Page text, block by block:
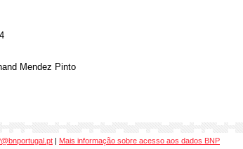
Mendez Pinto
| Mais informação sobre acesso aos dados BNP